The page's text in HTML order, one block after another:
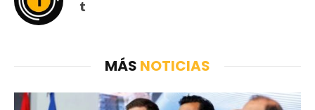
Tumblr
MÁS NOTICIAS